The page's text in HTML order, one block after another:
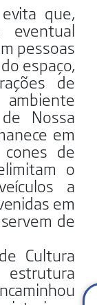
que,
pessoas
espaço,
de
Nossa
em
cones de
o
a
em
de
Cultura